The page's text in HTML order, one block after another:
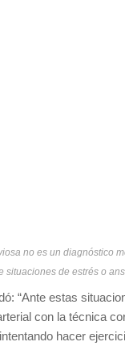
no es un diagnóstico
situaciones de estrés o
“Ante estas
con la técnica
hacer